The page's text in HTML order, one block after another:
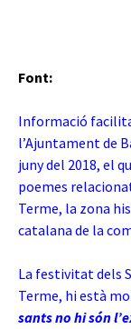
Font:
Informació
l’Ajuntament de
juny del 2018, el
poemes
Terme, la zona
catalana de la
La festivitat dels
Terme, hi està
sants no hi són